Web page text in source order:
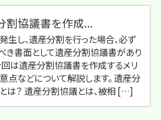
割協議書を作成...
生し、遺産分割を行った場合、必ず
き書面として遺産分割協議書があり
回は遺産分割協議書を作成するメリ
意点などについて解説します。 遺産分
は？ 遺産分割協議とは、被相 […]